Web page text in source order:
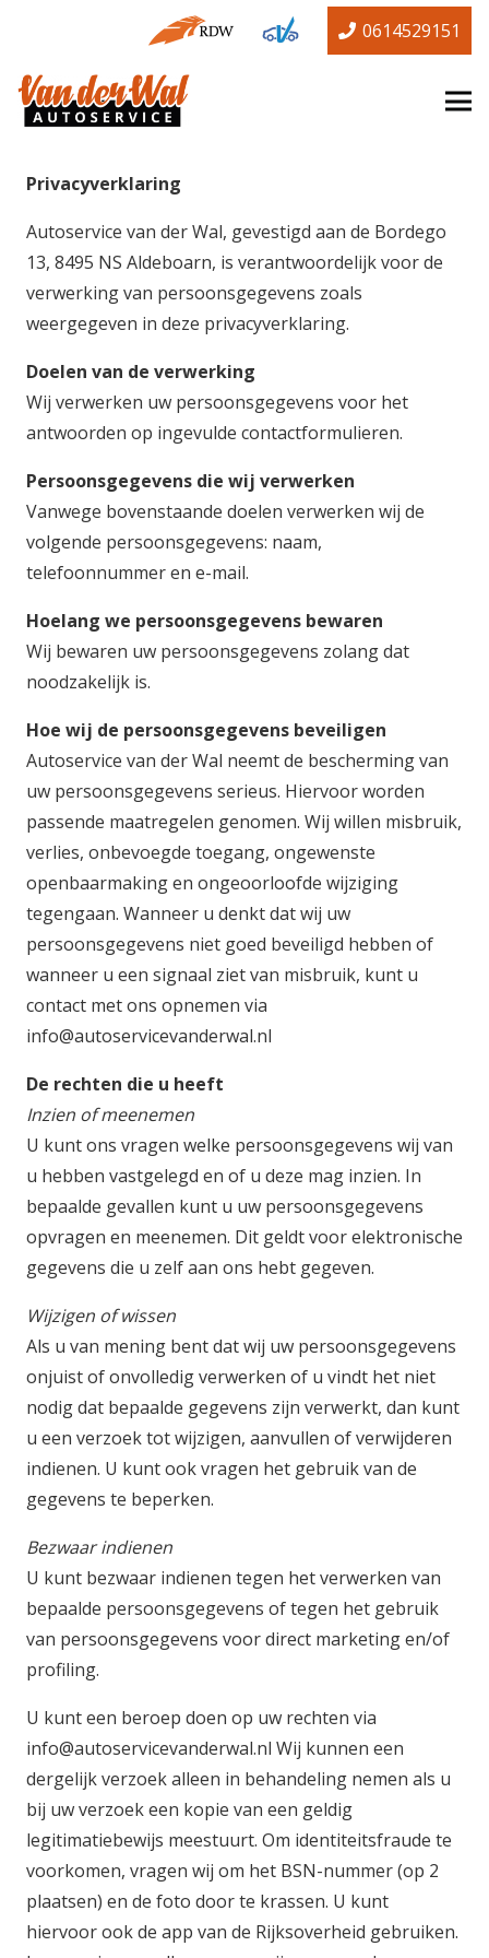
0614529151
Privacyverklaring
Autoservice van der Wal, gevestigd aan de Bordego
13, 8495 NS Aldeboarn, is verantwoordelijk voor de
verwerking van persoonsgegevens zoals
weergegeven in deze privacyverklaring.
Doelen van de verwerking
Wij verwerken uw persoonsgegevens voor het
antwoorden op ingevulde contactformulieren.
Persoonsgegevens die wij verwerken
Vanwege bovenstaande doelen verwerken wij de
volgende persoonsgegevens: naam,
telefoonnummer en e-mail.
Hoelang we persoonsgegevens bewaren
Wij bewaren uw persoonsgegevens zolang dat
noodzakelijk is.
Hoe wij de persoonsgegevens beveiligen
Autoservice van der Wal neemt de bescherming van
uw persoonsgegevens serieus. Hiervoor worden
passende maatregelen genomen. Wij willen misbruik,
verlies, onbevoegde toegang, ongewenste
openbaarmaking en ongeoorloofde wijziging
tegengaan. Wanneer u denkt dat wij uw
persoonsgegevens niet goed beveiligd hebben of
wanneer u een signaal ziet van misbruik, kunt u
contact met ons opnemen via
info@autoservicevanderwal.nl
De rechten die u heeft
Inzien of meenemen
U kunt ons vragen welke persoonsgegevens wij van
u hebben vastgelegd en of u deze mag inzien. In
bepaalde gevallen kunt u uw persoonsgegevens
opvragen en meenemen. Dit geldt voor elektronische
gegevens die u zelf aan ons hebt gegeven.
Wijzigen of wissen
Als u van mening bent dat wij uw persoonsgegevens
onjuist of onvolledig verwerken of u vindt het niet
nodig dat bepaalde gegevens zijn verwerkt, dan kunt
u een verzoek tot wijzigen, aanvullen of verwijderen
indienen. U kunt ook vragen het gebruik van de
gegevens te beperken.
Bezwaar indienen
U kunt bezwaar indienen tegen het verwerken van
bepaalde persoonsgegevens of tegen het gebruik
van persoonsgegevens voor direct marketing en/of
profiling.
U kunt een beroep doen op uw rechten via
info@autoservicevanderwal.nl Wij kunnen een
dergelijk verzoek alleen in behandeling nemen als u
bij uw verzoek een kopie van een geldig
legitimatiebewijs meestuurt. Om identiteitsfraude te
voorkomen, vragen wij om het BSN-nummer (op 2
plaatsen) en de foto door te krassen. U kunt
hiervoor ook de app van de Rijksoverheid gebruiken.